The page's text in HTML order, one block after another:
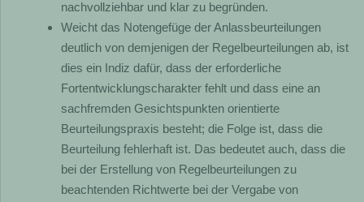
nachvollziehbar und klar zu begründen.
Weicht das Notengefüge der Anlassbeurteilungen
deutlich von demjenigen der Regelbeurteilungen ab, ist
dies ein Indiz dafür, dass der erforderliche
Fortentwicklungscharakter fehlt und dass eine an
sachfremden Gesichtspunkten orientierte
Beurteilungspraxis besteht; die Folge ist, dass die
Beurteilung fehlerhaft ist. Das bedeutet auch, dass die
bei der Erstellung von Regelbeurteilungen zu
beachtenden Richtwerte bei der Vergabe von